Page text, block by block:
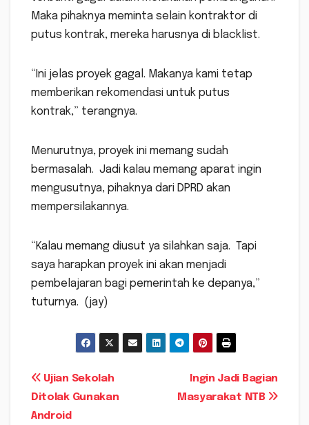
Maka pihaknya meminta selain kontraktor di
putus kontrak, mereka harusnya di blacklist.
“Ini jelas proyek gagal. Makanya kami tetap
memberikan rekomendasi untuk putus
kontrak,” terangnya.
Menurutnya, proyek ini memang sudah
bermasalah. Jadi kalau memang aparat ingin
mengusutnya, pihaknya dari DPRD akan
mempersilakannya.
“Kalau memang diusut ya silahkan saja. Tapi
saya harapkan proyek ini akan menjadi
pembelajaran bagi pemerintah ke depanya,”
tuturnya. (jay)
Navigasi
pos
Ingin Jadi Bagian
Masyarakat NTB
Ujian Sekolah
Ditolak Gunakan
Android